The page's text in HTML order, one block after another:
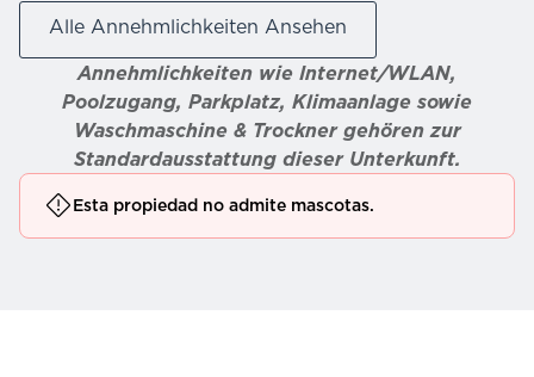
Alle Annehmlichkeiten Ansehen
Annehmlichkeiten wie Internet/WLAN,
Poolzugang, Parkplatz, Klimaanlage sowie
Waschmaschine & Trockner gehören zur
Standardausstattung dieser Unterkunft.
Esta propiedad no admite mascotas.